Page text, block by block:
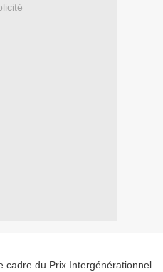
cadre du Prix Intergénérationnel